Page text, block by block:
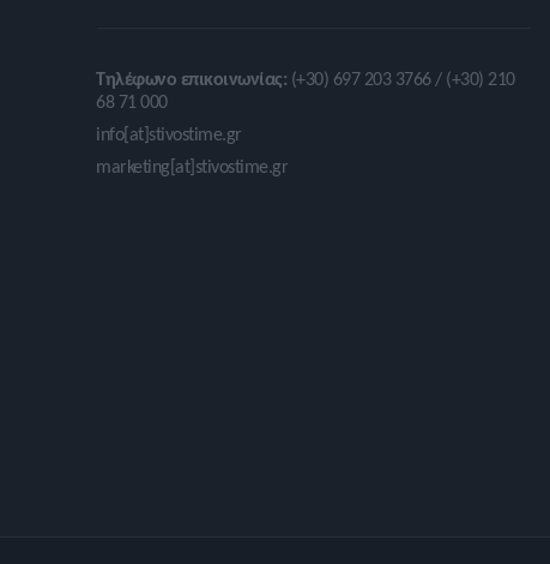
Τηλέφωνο επικοινωνίας: (+30) 697 203 3766 / (+30) 210
68 71 000
info[at]stivostime.gr
marketing[at]stivostime.gr